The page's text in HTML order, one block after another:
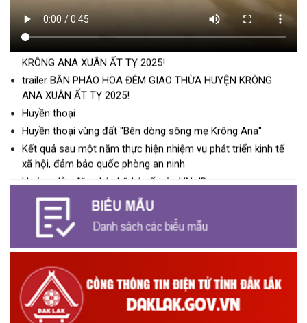
Mừng xuân
trailer LỄ HỘI ĐUA THUYỀN NAM TRUYỀN THÔNG HUYỆN
trailer BẮN PHÁO HOA ĐÊM GIAO THỪA HUYỆN KRÔNG
ANA XUÂN ẤT TỴ 2025!
Huyền thoại
Huyền thoại vùng đất "Bên dòng sông mẹ Krông Ana"
Kết quả sau một năm thực hiện nhiệm vụ phát triển kinh tế
xã hội, đảm bảo quốc phòng an ninh
Hướng dẫn đăng ký chữ ký số trên VNeID
PHÓNG SỰ THCS LÊ VĂN TÁM
UBKT Huyện ủy Krông Ana 75 năm ngày thành lập ngành
Kiểm tra Đảng
PHÓNG SỰ XÃ EA NA SAU 11 NĂM XÂY DỰNG NÔNG THÔN
MỚI
Kết quả sau 3 năm thực hiện Kế hoạch số 103 của UBND
huyện Krông Ana
PHÓNG SỰ 20 NĂM CÔNG TÁC KẾT NGHĨA
PHÓNG SỰ ĐẠI HỘI DÂN TỘC THIỂU SỐ SỬA LẦN 4